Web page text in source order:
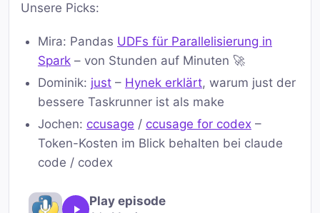
Unsere Picks:
Mira: Pandas UDFs für Parallelisierung in
Spark – von Stunden auf Minuten 🚀
Dominik: just – Hynek erklärt, warum just der
bessere Taskrunner ist als make
Jochen: ccusage / ccusage for codex –
Token-Kosten im Blick behalten bei claude
code / codex
Play episode